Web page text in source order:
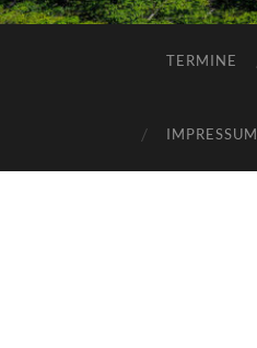
TERMINE
IMPRESSUM